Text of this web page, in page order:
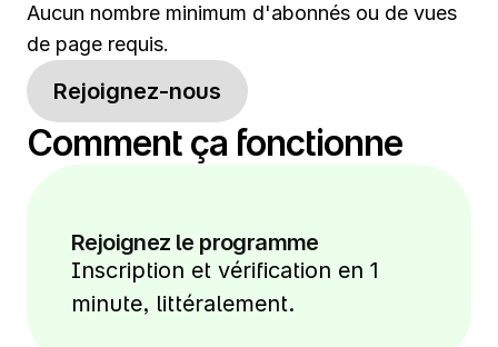
Aucun nombre minimum d'abonnés ou de vues
de page requis.
Rejoignez-nous
Comment ça fonctionne
Rejoignez le programme
Inscription et vérification en 1
minute, littéralement.